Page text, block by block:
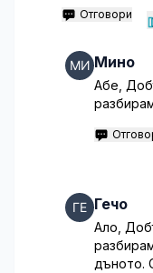
Отговори
Мино
Абе,
Гечо
Ало,
дъното.